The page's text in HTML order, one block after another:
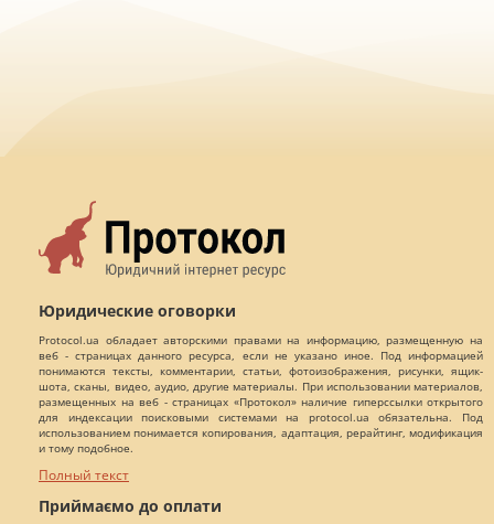
Юридические оговорки
Protocol.ua обладает авторскими правами на информацию, размещенную на
веб - страницах данного ресурса, если не указано иное. Под информацией
понимаются тексты, комментарии, статьи, фотоизображения, рисунки, ящик-
шота, сканы, видео, аудио, другие материалы. При использовании материалов,
размещенных на веб - страницах «Протокол» наличие гиперссылки открытого
для индексации поисковыми системами на protocol.ua обязательна. Под
использованием понимается копирования, адаптация, рерайтинг, модификация
и тому подобное.
Полный текст
Приймаємо до оплати